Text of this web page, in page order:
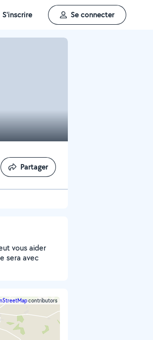
S'inscrire Se connecter
Partager
Partager
vous aider
sera avec
contributors